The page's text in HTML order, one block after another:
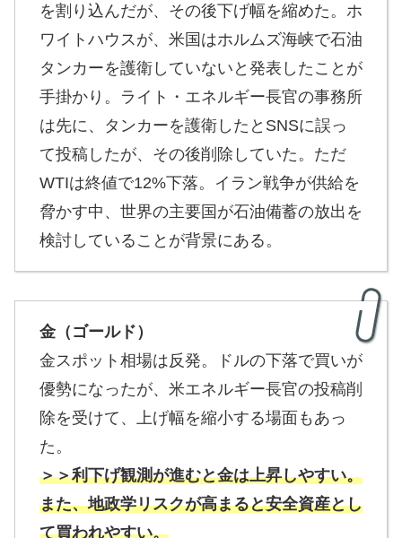
を割り込んだが、その後下げ幅を縮めた。ホ
ワイトハウスが、米国はホルムズ海峡で石油
タンカーを護衛していないと発表したことが
手掛かり。ライト・エネルギー長官の事務所
は先に、タンカーを護衛したとSNSに誤っ
て投稿したが、その後削除していた。ただ
WTIは終値で12%下落。イラン戦争が供給を
脅かす中、世界の主要国が石油備蓄の放出を
検討していることが背景にある。
金（ゴールド）
金スポット相場は反発。ドルの下落で買いが
優勢になったが、米エネルギー長官の投稿削
除を受けて、上げ幅を縮小する場面もあっ
た。
＞＞利下げ観測が進むと金は上昇しやすい。
また、地政学リスクが高まると安全資産とし
て買われやすい。